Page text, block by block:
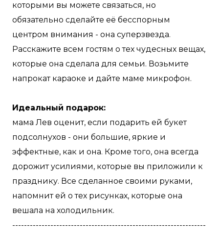
которыми вы можете связаться, но
обязательно сделайте её бесспорным
центром внимания - она суперзвезда.
Расскажите всем гостям о тех чудесных вещах,
которые она сделала для семьи. Возьмите
напрокат караоке и дайте маме микрофон.
Идеальный подарок:
мама Лев оценит, если подарить ей букет
подсолнухов - они большие, яркие и
эффектные, как и она. Кроме того, она всегда
дорожит усилиями, которые вы приложили к
празднику. Все сделанное своими руками,
напомнит ей о тех рисунках, которые она
вешала на холодильник.
------------------------------------------------------------------